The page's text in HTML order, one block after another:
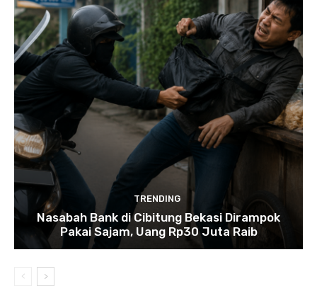
TRENDING
Nasabah Bank di Cibitung Bekasi Dirampok
Pakai Sajam, Uang Rp30 Juta Raib